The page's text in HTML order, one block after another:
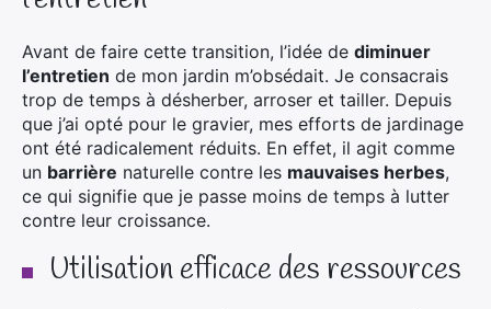
Avant de faire cette transition, l’idée de diminuer
l’entretien de mon jardin m’obsédait. Je consacrais
trop de temps à désherber, arroser et tailler. Depuis
que j’ai opté pour le gravier, mes efforts de jardinage
ont été radicalement réduits. En effet, il agit comme
un barrière naturelle contre les mauvaises herbes,
ce qui signifie que je passe moins de temps à lutter
contre leur croissance.
Utilisation efficace des ressources